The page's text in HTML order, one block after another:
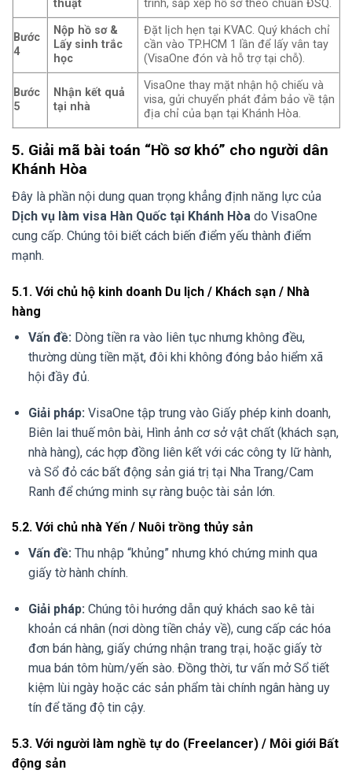
thuật trình, sắp xếp hồ sơ theo chuẩn ĐSQ.
Bước
4
Nộp hồ sơ &
Lấy sinh trắc
học
Đặt lịch hẹn tại KVAC. Quý khách chỉ
cần vào TP.HCM 1 lần để lấy vân tay
(VisaOne đón và hỗ trợ tại chỗ).
Bước
5
Nhận kết quả
tại nhà
VisaOne thay mặt nhận hộ chiếu và
visa, gửi chuyển phát đảm bảo về tận
địa chỉ của bạn tại Khánh Hòa.
5. Giải mã bài toán “Hồ sơ khó” cho người dân
Khánh Hòa
Đây là phần nội dung quan trọng khẳng định năng lực của
Dịch vụ làm visa Hàn Quốc tại Khánh Hòa do VisaOne
cung cấp. Chúng tôi biết cách biến điểm yếu thành điểm
mạnh.
5.1. Với chủ hộ kinh doanh Du lịch / Khách sạn / Nhà
hàng
Vấn đề: Dòng tiền ra vào liên tục nhưng không đều,
thường dùng tiền mặt, đôi khi không đóng bảo hiểm xã
hội đầy đủ.
Giải pháp: VisaOne tập trung vào Giấy phép kinh doanh,
Biên lai thuế môn bài, Hình ảnh cơ sở vật chất (khách sạn,
nhà hàng), các hợp đồng liên kết với các công ty lữ hành,
và Sổ đỏ các bất động sản giá trị tại Nha Trang/Cam
Ranh để chứng minh sự ràng buộc tài sản lớn.
5.2. Với chủ nhà Yến / Nuôi trồng thủy sản
Vấn đề: Thu nhập “khủng” nhưng khó chứng minh qua
giấy tờ hành chính.
Giải pháp: Chúng tôi hướng dẫn quý khách sao kê tài
khoản cá nhân (nơi dòng tiền chảy về), cung cấp các hóa
đơn bán hàng, giấy chứng nhận trang trại, hoặc giấy tờ
mua bán tôm hùm/yến sào. Đồng thời, tư vấn mở Sổ tiết
kiệm lùi ngày hoặc các sản phẩm tài chính ngân hàng uy
tín để tăng độ tin cậy.
5.3. Với người làm nghề tự do (Freelancer) / Môi giới Bất
động sản